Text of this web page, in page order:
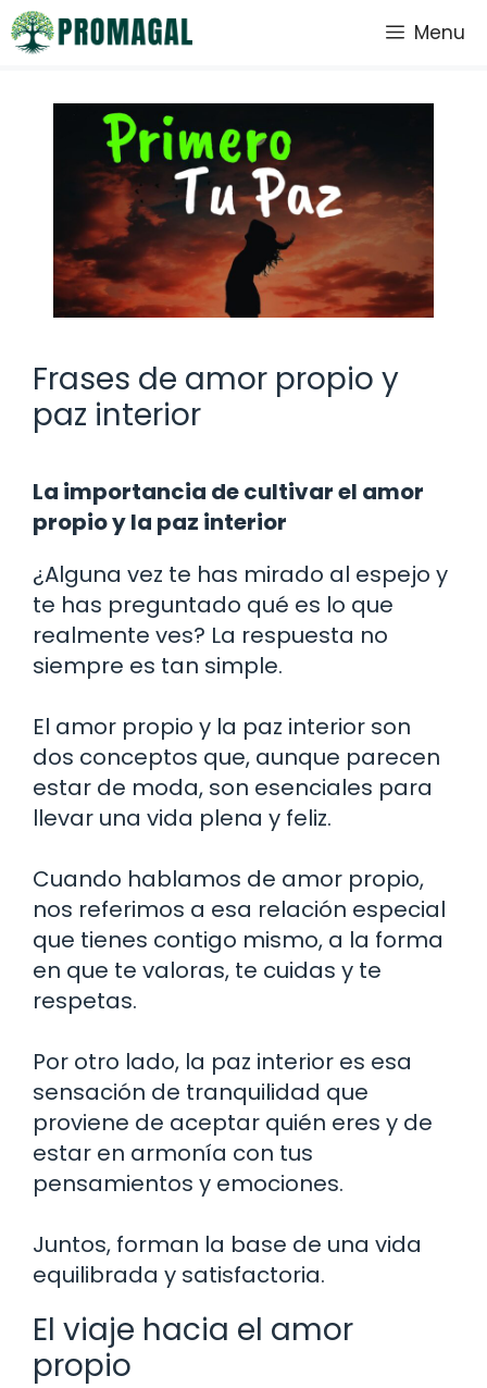
Saltar
al
Menu
Frases de amor propio y
paz interior
La importancia de cultivar el amor
propio y la paz interior
¿Alguna vez te has mirado al espejo y
te has preguntado qué es lo que
realmente ves? La respuesta no
siempre es tan simple.
El amor propio y la paz interior son
dos conceptos que, aunque parecen
estar de moda, son esenciales para
llevar una vida plena y feliz.
Cuando hablamos de amor propio,
nos referimos a esa relación especial
que tienes contigo mismo, a la forma
en que te valoras, te cuidas y te
respetas.
Por otro lado, la paz interior es esa
sensación de tranquilidad que
proviene de aceptar quién eres y de
estar en armonía con tus
pensamientos y emociones.
Juntos, forman la base de una vida
equilibrada y satisfactoria.
El viaje hacia el amor
propio